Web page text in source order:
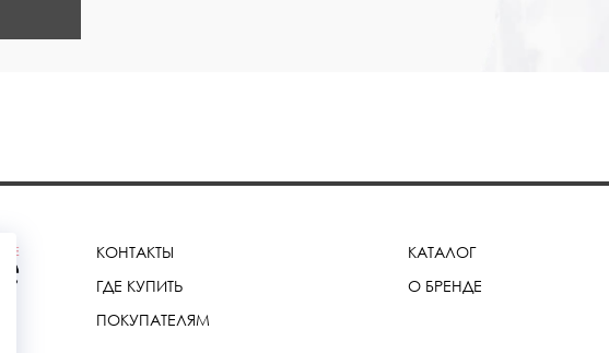
КОНТАКТЫ
ГДЕ КУПИТЬ
ПОКУПАТЕЛЯМ
КАТАЛОГ
О БРЕНДЕ